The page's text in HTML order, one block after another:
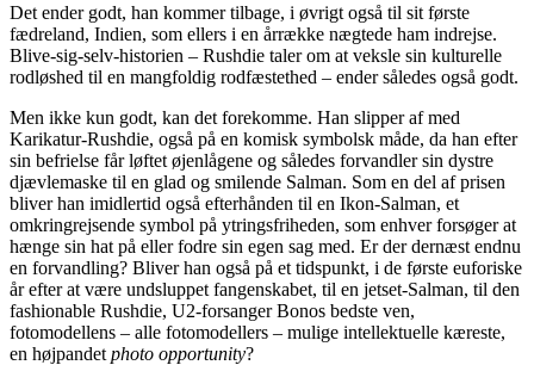
Det ender godt, han kommer tilbage, i øvrigt også til sit første
fædreland, Indien, som ellers i en årrække nægtede ham indrejse.
Blive-sig-selv-historien – Rushdie taler om at veksle sin kulturelle
rodløshed til en mangfoldig rodfæstethed – ender således også godt.
Men ikke kun godt, kan det forekomme. Han slipper af med
Karikatur-Rushdie, også på en komisk symbolsk måde, da han efter
sin befrielse får løftet øjenlågene og således forvandler sin dystre
djævlemaske til en glad og smilende Salman. Som en del af prisen
bliver han imidlertid også efterhånden til en Ikon-Salman, et
omkringrejsende symbol på ytringsfriheden, som enhver forsøger at
hænge sin hat på eller fodre sin egen sag med. Er der dernæst endnu
en forvandling? Bliver han også på et tidspunkt, i de første euforiske
år efter at være undsluppet fangenskabet, til en jetset-Salman, til den
fashionable Rushdie, U2-forsanger Bonos bedste ven,
fotomodellens – alle fotomodellers – mulige intellektuelle kæreste,
en højpandet photo opportunity?